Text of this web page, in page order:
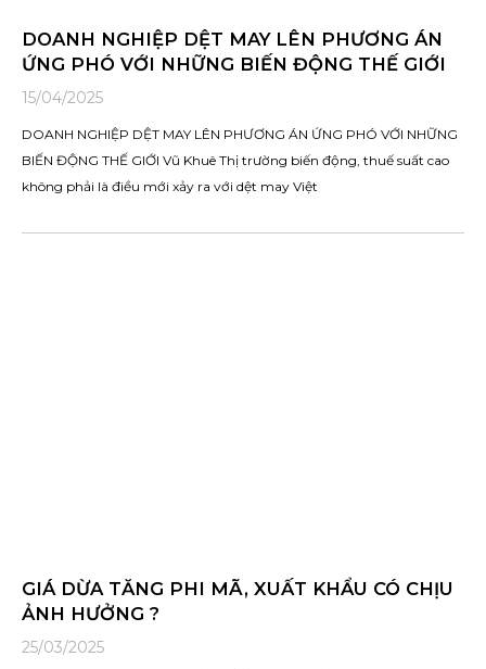
DOANH NGHIỆP DỆT MAY LÊN PHƯƠNG ÁN
ỨNG PHÓ VỚI NHỮNG BIẾN ĐỘNG THẾ GIỚI
15/04/2025
DOANH NGHIỆP DỆT MAY LÊN PHƯƠNG ÁN ỨNG PHÓ VỚI NHỮNG
BIẾN ĐỘNG THẾ GIỚI Vũ Khuê Thị trường biến động, thuế suất cao
không phải là điều mới xảy ra với dệt may Việt
GIÁ DỪA TĂNG PHI MÃ, XUẤT KHẨU CÓ CHỊU
ẢNH HƯỞNG ?
25/03/2025